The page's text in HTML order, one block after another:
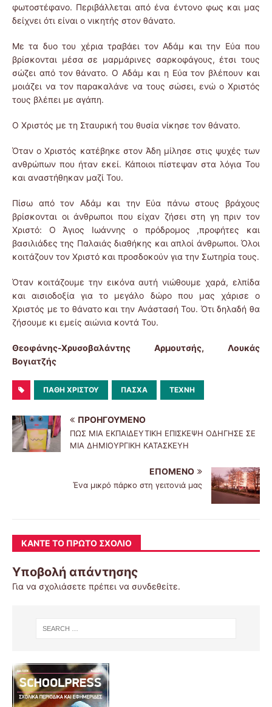
φωτοστέφανο. Περιβάλλεται από ένα έντονο φως και μας
δείχνει ότι είναι ο νικητής στον θάνατο.
Με τα δυο του χέρια τραβάει τον Αδάμ και την Εύα που
βρίσκονται μέσα σε μαρμάρινες σαρκοφάγους, έτσι τους
σώζει από τον θάνατο. Ο Αδάμ και η Εύα τον βλέπουν και
μοιάζει να τον παρακαλάνε να τους σώσει, ενώ ο Χριστός
τους βλέπει με αγάπη.
Ο Χριστός με τη Σταυρική του θυσία νίκησε τον θάνατο.
Όταν ο Χριστός κατέβηκε στον Άδη μίλησε στις ψυχές των
ανθρώπων που ήταν εκεί. Κάποιοι πίστεψαν στα λόγια Του
και αναστήθηκαν μαζί Του.
Πίσω από τον Αδάμ και την Εύα πάνω στους βράχους
βρίσκονται οι άνθρωποι που είχαν ζήσει στη γη πριν τον
Χριστό: Ο Άγιος Ιωάννης ο πρόδρομος ,προφήτες και
βασιλιάδες της Παλαιάς διαθήκης και απλοί άνθρωποι. Όλοι
κοιτάζουν τον Χριστό και προσδοκούν για την Σωτηρία τους.
Όταν κοιτάζουμε την εικόνα αυτή νιώθουμε χαρά, ελπίδα
και αισιοδοξία για το μεγάλο δώρο που μας χάρισε ο
Χριστός με το θάνατο και την Ανάστασή Του. Ότι δηλαδή θα
ζήσουμε κι εμείς αιώνια κοντά Του.
Θεοφάνης-Χρυσοβαλάντης Αρμουτσής, Λουκάς
Βογιατζής
ΠΆΘΗ ΧΡΙΣΤΟΎ ΠΆΣΧΑ ΤΈΧΝΗ
ΠΡΟΗΓΟΎΜΕΝΟ
ΠΩΣ ΜΙΑ ΕΚΠΑΙΔΕΥΤΙΚΗ ΕΠΙΣΚΕΨΗ ΟΔΗΓΗΣΕ ΣΕ
ΜΙΑ ΔΗΜΙΟΥΡΓΙΚΗ ΚΑΤΑΣΚΕΥΗ
ΕΠΌΜΕΝΟ
Ένα μικρό πάρκο στη γειτονιά μας
ΚΆΝΤΕ ΤΟ ΠΡΏΤΟ ΣΧΌΛΙΟ
Υποβολή απάντησης
Για να σχολιάσετε πρέπει να συνδεθείτε.